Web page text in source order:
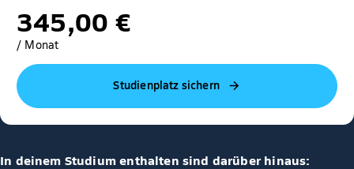
345,00 €
/ Monat
Studienplatz sichern
In deinem Studium enthalten sind darüber hinaus: